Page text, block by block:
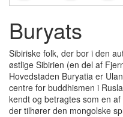
Buryats
Sibiriske folk, der bor i den
østlige Sibirien (en del af
Hovedstaden Buryatia er
centre for buddhismen i
kendt og betragtes som en
der tilhører den mongolske